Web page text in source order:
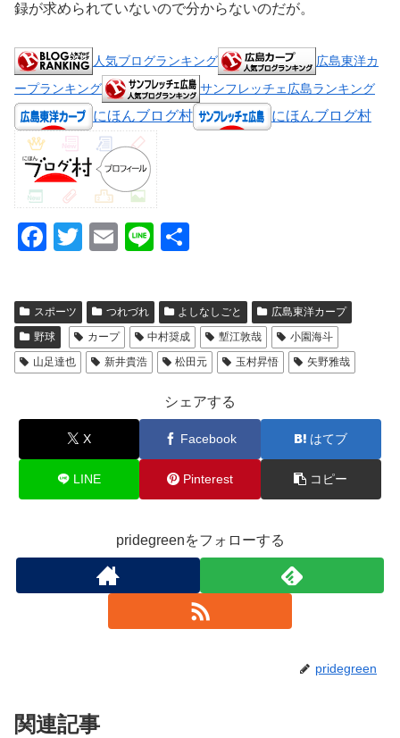
録が求められていないので分からないのだが。
人気ブログランキング
広島東洋カ
ープランキング
サンフレッチェ広島ランキング
にほんブログ村 にほんブログ村
F
c
e
b
o
T
tt
er
E
ail
Li
e
スポーツ つれづれ よしなしごと
広島東洋カープ
野球
カープ 中村奨成 塹江敦哉
小園海斗
山足達也
新井貴浩 松田元 玉村昇悟 矢野雅哉
シェアする
X Facebook はてブ
LINE Pinterest コピー
pridegreenをフォローする
pridegreen
関連記事